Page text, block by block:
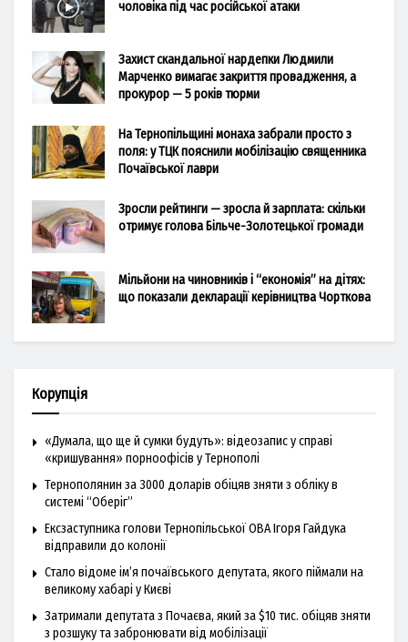
чоловіка під час російської атаки
Захист скандальної нардепки Людмили
Марченко вимагає закриття провадження, а
прокурор — 5 років тюрми
На Тернопільщині монаха забрали просто з
поля: у ТЦК пояснили мобілізацію священника
Почаївської лаври
Зросли рейтинги — зросла й зарплата: скільки
отримує голова Більче-Золотецької громади
Мільйони на чиновників і “економія” на дітях:
що показали декларації керівництва Чорткова
Корупція
«Думала, що ще й сумки будуть»: відеозапис у справі
«кришування» порноофісів у Тернополі
Тернополянин за 3000 доларів обіцяв зняти з обліку в
системі “Оберіг”
Ексзаступника голови Тернопільської ОВА Ігоря Гайдука
відправили до колонії
Стало відоме ім’я почаївського депутата, якого піймали на
великому хабарі у Києві
Затримали депутата з Почаєва, який за $10 тис. обіцяв зняти
з розшуку та забронювати від мобілізації